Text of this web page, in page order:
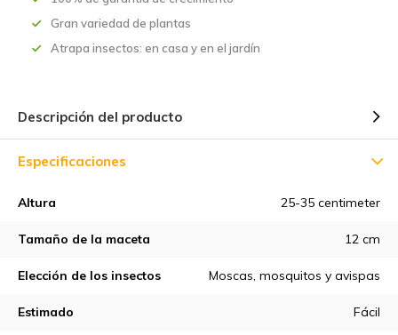
Gran variedad de plantas
Atrapa insectos: en casa y en el jardín
Descripción del producto
Especificaciones
Altura 25-35 centimeter
Tamaño de la maceta 12 cm
Elección de los insectos Moscas, mosquitos y avispas
Estimado Fácil